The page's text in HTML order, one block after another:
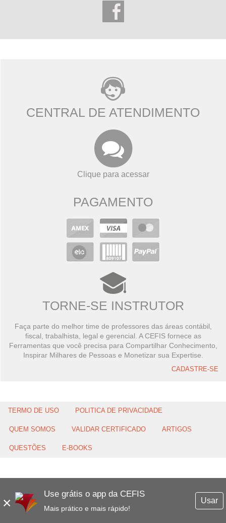
×
Use grátis o app da CEFIS
Mais prático e mais rápido!
Usar
CENTRAL DE ATENDIMENTO
Clique para acessar
PAGAMENTO
TORNE-SE INSTRUTOR
Faça parte do melhor time de professores das áreas contábil,
fiscal, trabalhista, legal e gerencial. A CEFIS fornece as
Ferramentas que você precisa para Compartilhar Conhecimento,
Inspirar Milhares de Pessoas e Monetizar sua Expertise.
CADASTRE-SE
TERMO DE USO POLITICA DE PRIVACIDADE
QUEM SOMOS VALIDAR CERTIFICADO ARTIGOS
QUESTÕES E-BOOKS